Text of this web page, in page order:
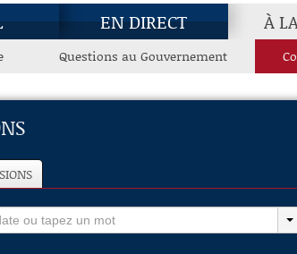
EN DIRECT À
Questions au Gouvernement